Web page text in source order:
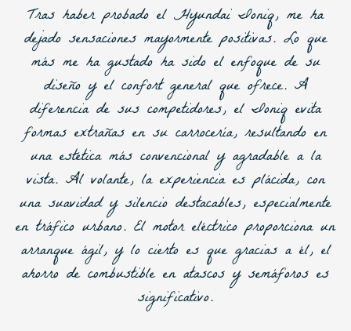
Tras haber probado el Hyundai Ioniq, me ha
dejado sensaciones mayormente positivas. Lo que
más me ha gustado ha sido el enfoque de su
diseño y el confort general que ofrece. A
diferencia de sus competidores, el Ioniq evita
formas extrañas en su carrocería, resultando en
una estética más convencional y agradable a la
vista. Al volante, la experiencia es plácida, con
una suavidad y silencio destacables, especialmente
en tráfico urbano. El motor eléctrico proporciona un
arranque ágil, y lo cierto es que gracias a él, el
ahorro de combustible en atascos y semáforos es
significativo.